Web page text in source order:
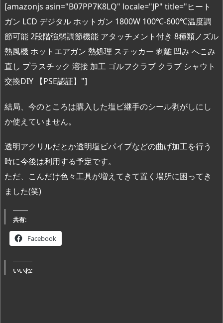
[amazonjs asin="B07PP7K8LQ" locale="JP" title="ヒート
ガン LCD デジタル ホットガン 1800W 100℃-600℃温度調
節可能 2段階強弱調節機能 アタッチメント付き 8種類ノズル
熱風機 ホットエアガン 熱処理 ステッカー 剥離 凹み へこみ
直し プラスチック 溶接 加工 ゴルフクラブ クラブ シャウト
交換DIY 【PSE認証】"]
結局、今のところは購入した塩ビ継手のシール剥がしにし
か使えていません。
透明アクリルだとか透明塩ビパイプなどの曲げ加工を行う
時に今後は利用する予定です。
ただ、こんだけ色々工具が増えてきて置く場所に困ってき
ました(笑)
共有:
Facebook
いいね: